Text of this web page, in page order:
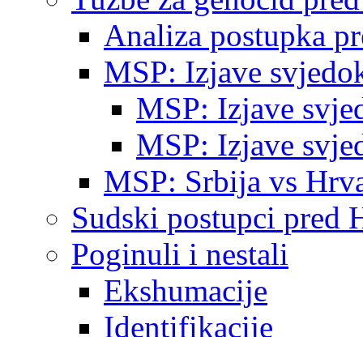
Analiza postupka
MSP: Izjave
MSP: Izjave
MSP: Izjave
MSP: Srbija vs
Sudski postupci pred
Poginuli i nestali
Ekshumacije
Identifikacije